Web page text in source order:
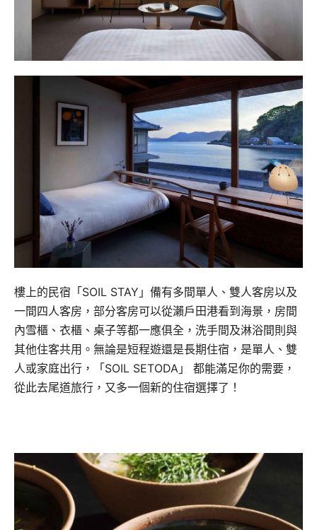
樓上的民宿「SOIL STAY」備有多間單人、雙人客房以及
一間四人客房，部分客房可以從瀨戶田港看到海景，房間
內雪櫃、衣櫃、桌子等都一應俱全，洗手間及淋浴間則與
其他住客共用。無論是短程遊還是長期住宿，是單人、雙
人或家庭出行，「SOIL SETODA」 都能滿足你的需要，
從此去尾道旅行，又多一個新的住宿選擇了！